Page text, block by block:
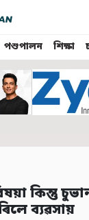
পশুপালন শিক্ষা
কিন্তু
ব্যৱসায়